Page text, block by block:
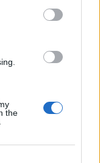
the
ανάπτυξη
και Novibet
μαζί: Ανανέωση της
τους μέχρι το